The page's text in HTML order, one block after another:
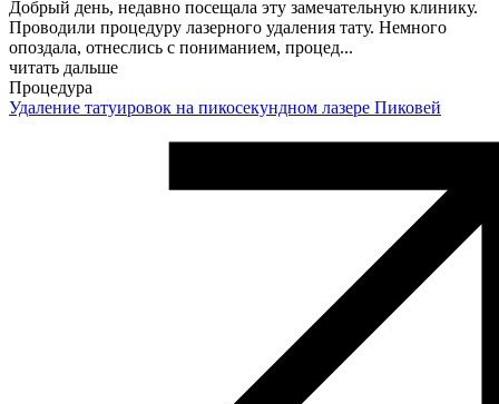
Добрый день, недавно посещала эту замечательную клинику.
Проводили процедуру лазерного удаления тату. Немного
опоздала, отнеслись с пониманием, процед...
читать дальше
Процедура
Удаление татуировок на пикосекундном лазере Пиковей